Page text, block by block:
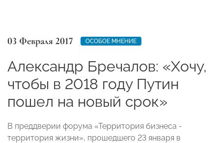
03 Февраля 2017 ОСОБОЕ МНЕНИЕ
Александр Бречалов: «Хочу,
чтобы в 2018 году Путин
пошел на новый срок»
В преддверии форума «Территория бизнеса -
территория жизни», прошедшего 23 января в